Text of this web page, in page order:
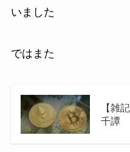
いました
ではまた
【雑
千譚